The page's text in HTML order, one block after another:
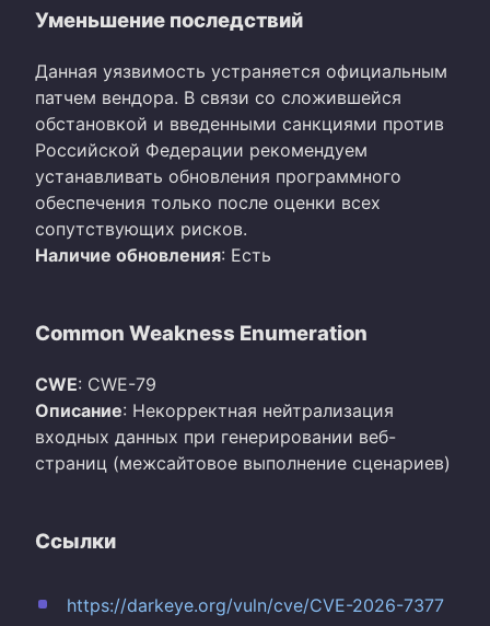
Уменьшение последствий
Данная уязвимость устраняется официальным
патчем вендора. В связи со сложившейся
обстановкой и введенными санкциями против
Российской Федерации рекомендуем
устанавливать обновления программного
обеспечения только после оценки всех
сопутствующих рисков.
Наличие обновления: Есть
Common Weakness Enumeration
CWE: CWE-79
Описание: Некорректная нейтрализация
входных данных при генерировании веб-
страниц (межсайтовое выполнение сценариев)
Ссылки
https://darkeye.org/vuln/cve/CVE-2026-7377